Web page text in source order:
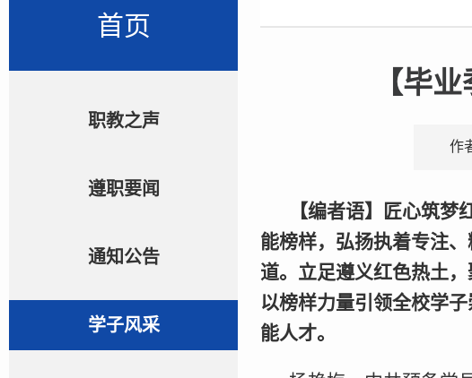
首页
职教之声
遵职要闻
通知公告
学子风采
【毕
作
【编者语】
匠心筑梦
能榜样，弘扬执着专注
道。立足遵义红色热土
以榜样力量引领全校学
能人才。